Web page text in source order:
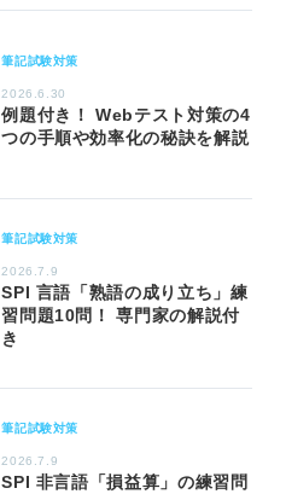
筆記試験対策
2026.6.30
例題付き！ Webテスト対策の4
つの手順や効率化の秘訣を解説
筆記試験対策
2026.7.9
SPI 言語「熟語の成り立ち」練
習問題10問！ 専門家の解説付
き
筆記試験対策
2026.7.9
SPI 非言語「損益算」の練習問